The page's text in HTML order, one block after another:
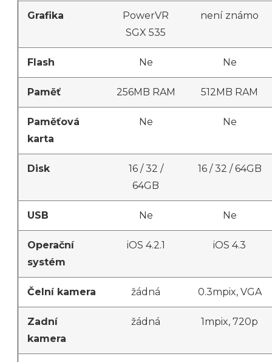
Grafika
PowerVR
SGX 535
není známo
Flash Ne Ne
Paměť 256MB RAM 512MB RAM
Paměťová
karta
Ne Ne
Disk
16 / 32 /
64GB
16 / 32 / 64GB
USB Ne Ne
Operační
systém
iOS 4.2.1 iOS 4.3
Čelní kamera žádná 0.3mpix, VGA
Zadní
kamera
žádná 1mpix, 720p